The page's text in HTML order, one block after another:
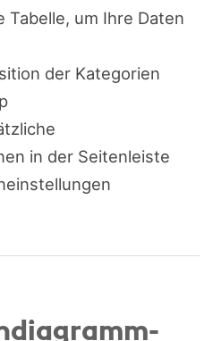
Tabelle, um Ihre Daten
der Kategorien
in der Seitenleiste